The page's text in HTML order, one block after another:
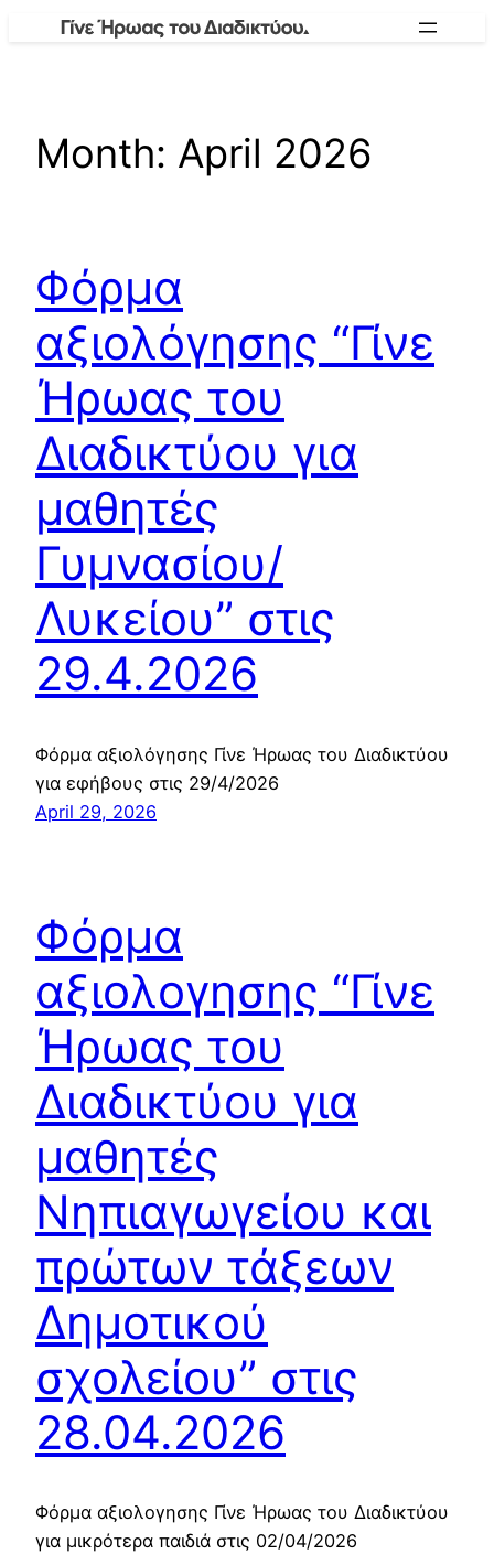
Month: April 2026
Φόρμα
αξιολόγησης “Γίνε
Ήρωας του
Διαδικτύου για
μαθητές
Γυμνασίου/
Λυκείου” στις
29.4.2026
Φόρμα αξιολόγησης Γίνε Ήρωας του Διαδικτύου
για εφήβους στις 29/4/2026
April 29, 2026
Φόρμα
αξιολογησης “Γίνε
Ήρωας του
Διαδικτύου για
μαθητές
Νηπιαγωγείου και
πρώτων τάξεων
Δημοτικού
σχολείου” στις
28.04.2026
Φόρμα αξιολογησης Γίνε Ήρωας του Διαδικτύου
για μικρότερα παιδιά στις 02/04/2026